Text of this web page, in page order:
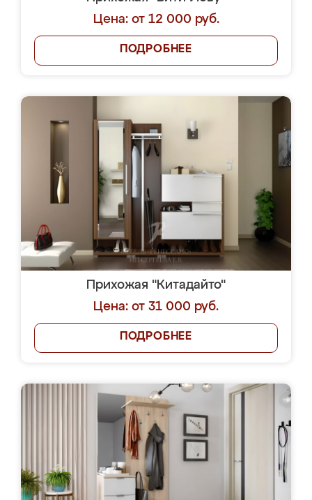
Цена: от 12 000 руб.
ПОДРОБНЕЕ
Прихожая "Китадайто"
Цена: от 31 000 руб.
ПОДРОБНЕЕ